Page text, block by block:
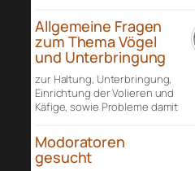
Allgemeine Fragen
zum Thema Vögel
und Unterbringung
zur Haltung, Unterbringung,
Einrichtung der Volieren und
Käfige, sowie Probleme damit
Modoratoren
gesucht